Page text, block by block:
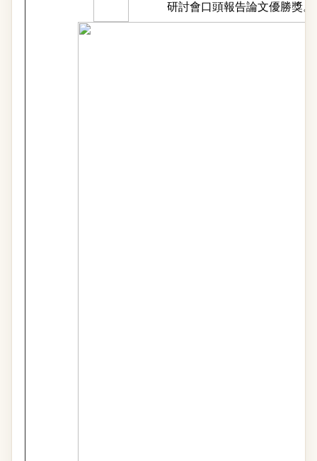
研討會口頭報告論文優勝獎。